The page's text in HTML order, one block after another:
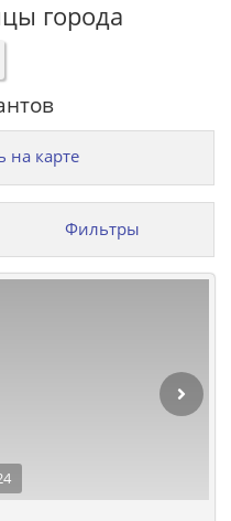
города
на карте
Фильтры